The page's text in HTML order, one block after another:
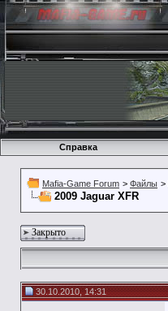
Справка
Mafia-Game Forum > Файлы >
2009 Jaguar XFR
Закрыто
30.10.2010, 14:31